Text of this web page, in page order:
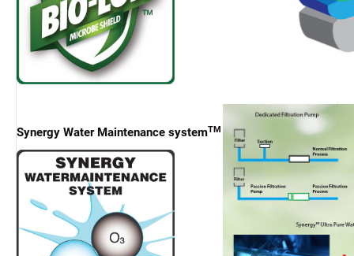
Synergy Water Maintenance systemTM